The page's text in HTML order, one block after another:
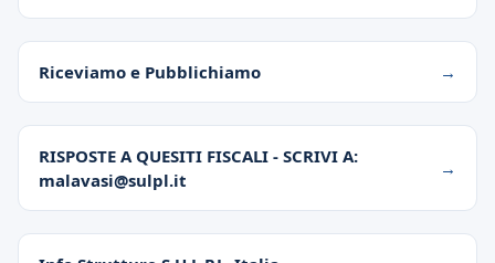
Riceviamo e Pubblichiamo
RISPOSTE A QUESITI FISCALI - SCRIVI A:
malavasi@sulpl.it